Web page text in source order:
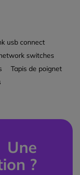
usb connect
switches
Tapis de poignet
Une
?